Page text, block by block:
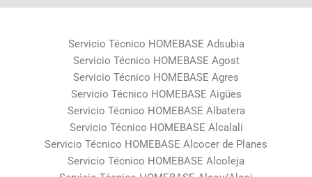
Servicio Técnico HOMEBASE Adsubia
Servicio Técnico HOMEBASE Agost
Servicio Técnico HOMEBASE Agres
Servicio Técnico HOMEBASE Aigües
Servicio Técnico HOMEBASE Albatera
Servicio Técnico HOMEBASE Alcalalí
Servicio Técnico HOMEBASE Alcocer de Planes
Servicio Técnico HOMEBASE Alcoleja